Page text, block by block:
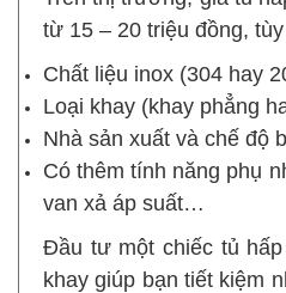
từ 15 – 20 triệu đồng,
Chất liệu inox (304 hay
Loại khay (khay phẳng
Nhà sản xuất và chế độ
Có thêm tính năng phụ
van xả áp suất…
Đầu tư một chiếc tủ
khay giúp bạn tiết kiệm